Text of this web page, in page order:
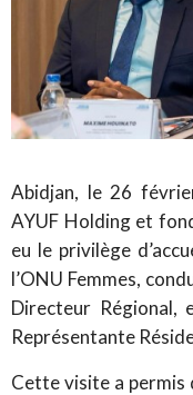
Abidjan, le 26
AYUF Holding et
eu le privilège
l’ONU Femmes,
Directeur Régional,
Représentante
Cette visite a permis